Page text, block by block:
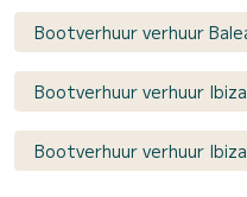
Bootverhuur verhuur
Bootverhuur verhuur
Bootverhuur verhuur